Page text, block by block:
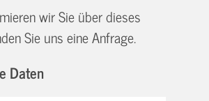
wir Sie über dieses
Sie uns eine Anfrage.
Daten